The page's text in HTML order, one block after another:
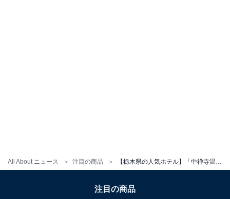
All About ニュース 注目の商品
チェックアウト：ホテルまでお問合せください
※プランにより時間が異なる可能性があります
注目の商品